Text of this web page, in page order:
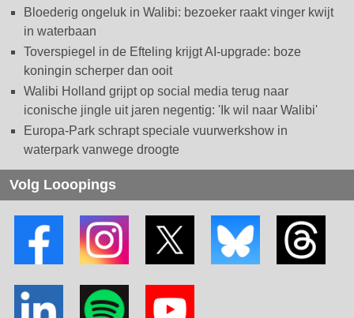
Bloederig ongeluk in Walibi: bezoeker raakt vinger kwijt
in waterbaan
Toverspiegel in de Efteling krijgt AI-upgrade: boze
koningin scherper dan ooit
Walibi Holland grijpt op social media terug naar
iconische jingle uit jaren negentig: 'Ik wil naar Walibi'
Europa-Park schrapt speciale vuurwerkshow in
waterpark vanwege droogte
Volg Looopings